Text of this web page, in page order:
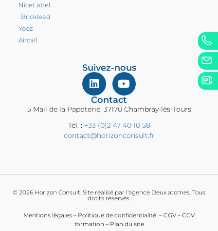
NiceLabel
Bricklead
Yooz
Aircall
Suivez-nous
Contact
5 Mail de la Papoterie, 37170 Chambray-lès-Tours
Tél. : +33 (0)2 47 40 10 58
contact@horizonconsult.fr
© 2026 Horizon Consult. Site réalisé par l'agence Deux atomes. Tous
droits réservés.
Mentions légales – Politique de confidentialité – CGV – CGV
formation – Plan du site